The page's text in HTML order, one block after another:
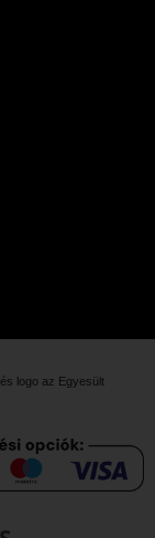
logo az Egyesült